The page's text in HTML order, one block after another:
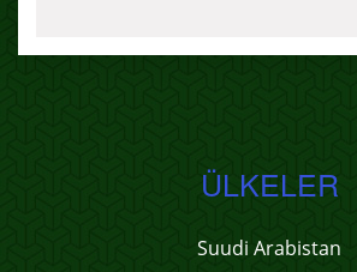
ÜLKELER
Suudi Arabistan